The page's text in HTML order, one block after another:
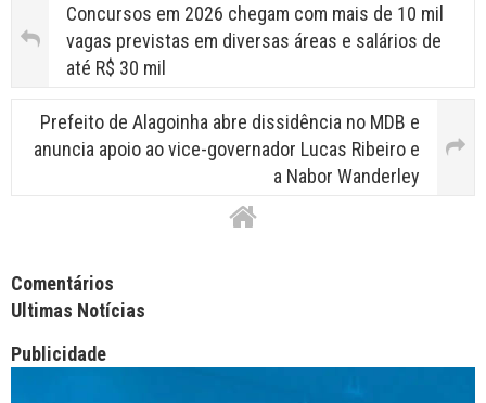
Concursos em 2026 chegam com mais de 10 mil
vagas previstas em diversas áreas e salários de
até R$ 30 mil
Prefeito de Alagoinha abre dissidência no MDB e
anuncia apoio ao vice-governador Lucas Ribeiro e
a Nabor Wanderley
Facebook Comments APPID
Comentários
Ultimas Notícias
Publicidade